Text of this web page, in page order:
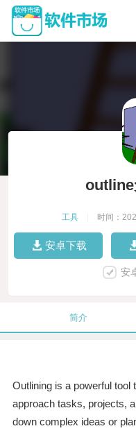
outline
工具 时间：
安卓下载
安
简介
Outlining is a powerful tool
approach tasks, projects,
down complex ideas or